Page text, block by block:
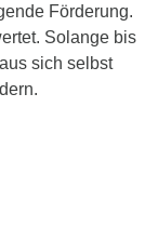
Förderung.
Solange bis
sich selbst